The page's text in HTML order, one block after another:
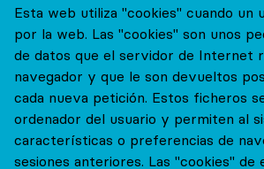
Esta web utiliza "cookies" cuando un
por la web. Las "cookies" son unos
de datos que el servidor de Internet
navegador y que le son devueltos
cada nueva petición. Estos ficheros
ordenador del usuario y permiten al
características o preferencias de
sesiones anteriores. Las "cookies" de